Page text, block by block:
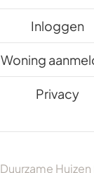
Inloggen
Woning
Privacy
Duurzame